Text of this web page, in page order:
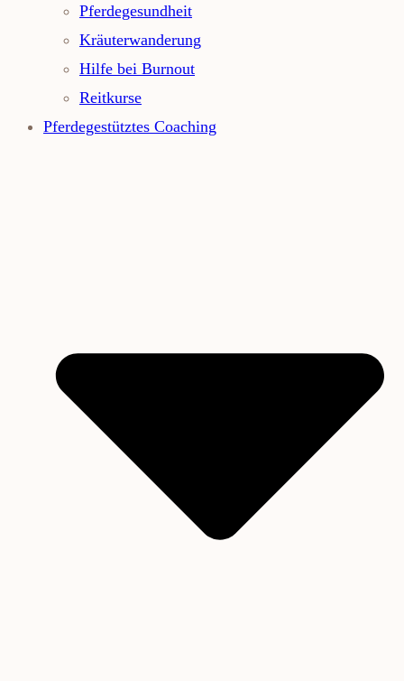
Pferdegesundheit
Kräuterwanderung
Hilfe bei Burnout
Reitkurse
Pferdegestütztes Coaching